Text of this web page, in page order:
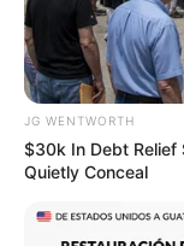
JG WENTWORTH
$30k In Debt Relief
Quietly Conceal